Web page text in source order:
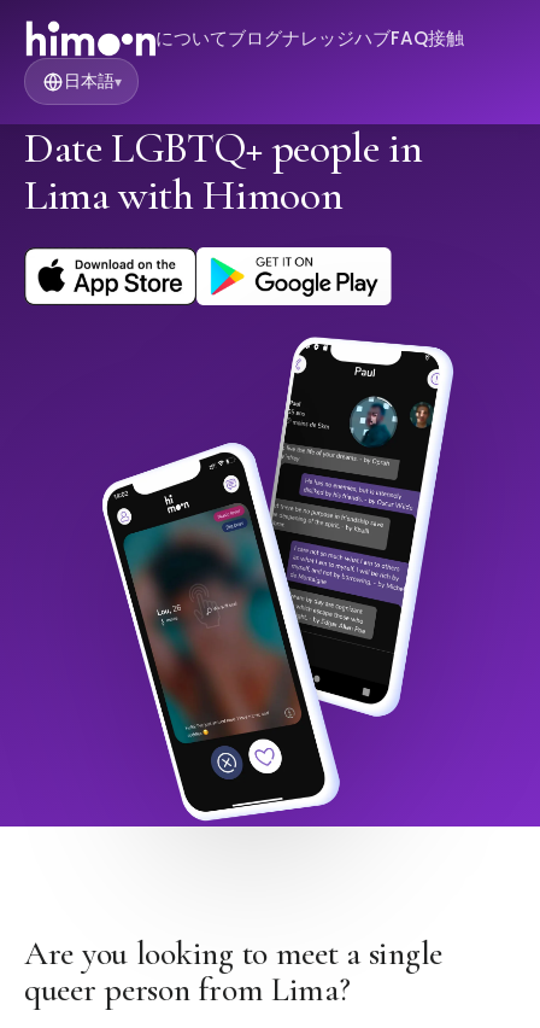
についてブログナレッジハブFAQ接触
日本語▾
Date LGBTQ+ people in
Lima with Himoon
Are you looking to meet a single
queer person from Lima?